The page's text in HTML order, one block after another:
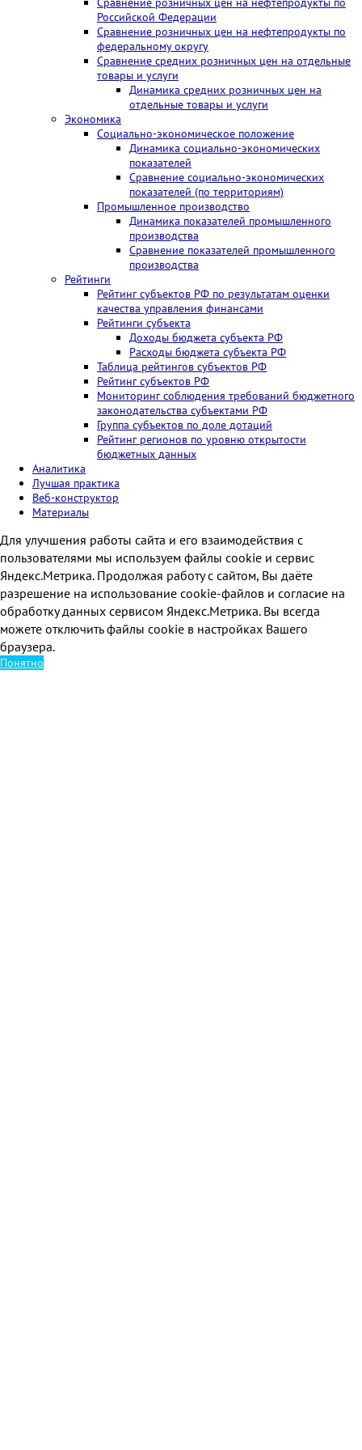
Свердловская область
0
Тюменская область
0
Ханты-Мансийский
автономный округ
0
Челябинская область
0
Ямало-Ненецкий
автономный округ
0
Центральный федеральный
Белгородская область
Владимирская область
0
Воронежская область
0
Ивановская область
0
Калужская область
0
Костромская область
Курская область
0
Липецкая область
0
Московская область
Орловская область
Рязанская область
Смоленская область
0
Тамбовская область
0
Тверская область
0
Тульская область
0
Ярославская область
0
Южный федеральный округ
Российской Федерации
Сравнение розничных цен на нефтепродукты по
федеральному округу
Сравнение средних розничных цен на отдельные
товары и услуги
Динамика средних розничных цен на
отдельные товары и услуги
Экономика
Социально-экономическое положение
Динамика социально-экономических
показателей
Сравнение социально-экономических
показателей (по территориям)
Промышленное производство
Динамика показателей промышленного
производства
Сравнение показателей промышленного
производства
Рейтинги
Рейтинг субъектов РФ по результатам оценки
качества управления финансами
Рейтинги субъекта
Доходы бюджета субъекта РФ
Расходы бюджета субъекта РФ
Таблица рейтингов субъектов РФ
Рейтинг субъектов РФ
Мониторинг соблюдения требований бюджетного
законодательства субъектами РФ
Группа субъектов по доле дотаций
Рейтинг регионов по уровню открытости
бюджетных данных
Аналитика
Лучшая практика
Веб-конструктор
Материалы
Для улучшения работы сайта и его взаимодействия с
пользователями мы используем файлы cookie и сервис
Яндекс.Метрика. Продолжая работу с сайтом, Вы даёте
разрешение на использование cookie-файлов и согласие на
обработку данных сервисом Яндекс.Метрика. Вы всегда
можете отключить файлы cookie в настройках Вашего
браузера.
Понятно